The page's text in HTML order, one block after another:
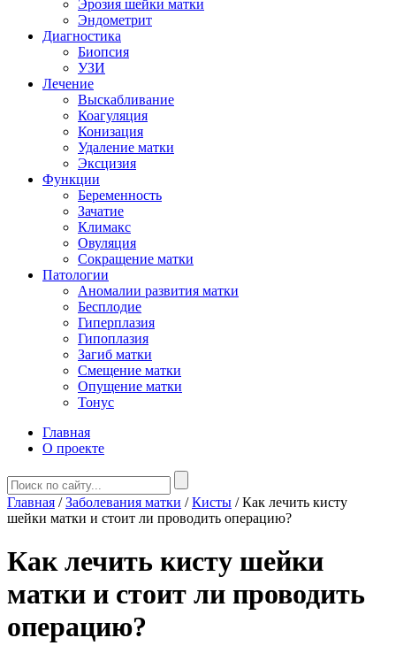
Эрозия шейки матки
Эндометрит
Диагностика
Биопсия
УЗИ
Лечение
Выскабливание
Коагуляция
Конизация
Удаление матки
Эксцизия
Функции
Беременность
Зачатие
Климакс
Овуляция
Сокращение матки
Патологии
Аномалии развития матки
Бесплодие
Гиперплазия
Гипоплазия
Загиб матки
Смещение матки
Опущение матки
Тонус
Главная
О проекте
Главная /Заболевания матки /Кисты /Как лечить кисту
шейки матки и стоит ли проводить операцию?
Как лечить кисту шейки
матки и стоит ли проводить
операцию?